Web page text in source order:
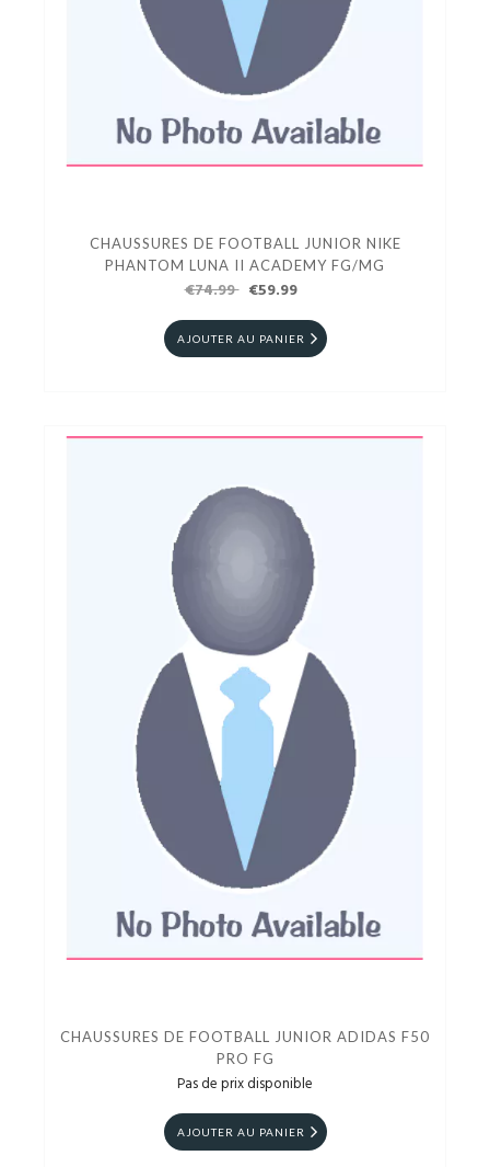
CHAUSSURES DE FOOTBALL JUNIOR NIKE
PHANTOM LUNA II ACADEMY FG/MG
€74.99 €59.99
AJOUTER AU PANIER
CHAUSSURES DE FOOTBALL JUNIOR ADIDAS F50
PRO FG
Pas de prix disponible
AJOUTER AU PANIER